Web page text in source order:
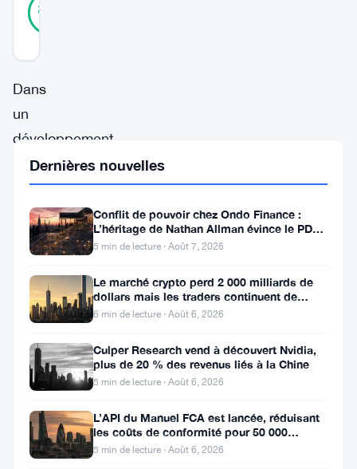
85
Dans
un
développement
révolutionnaire
qui
promet
paysage
finance
numérique,
pionnier
Dernières nouvelles
Conflit de pouvoir chez Ondo Finance :
L’héritage de Nathan Allman évince le PDG
Ian De Bode le 24 juillet
5 min de lecture · Août 7, 2026
Le marché crypto perd 2 000 milliards de
dollars mais les traders continuent de
miser sur l’effet de levier
6 min de lecture · Août 6, 2026
Culper Research vend à découvert Nvidia,
plus de 20 % des revenus liés à la Chine
5 min de lecture · Août 6, 2026
L’API du Manuel FCA est lancée, réduisant
les coûts de conformité pour 50 000
entreprises britanniques
5 min de lecture · Août 6, 2026